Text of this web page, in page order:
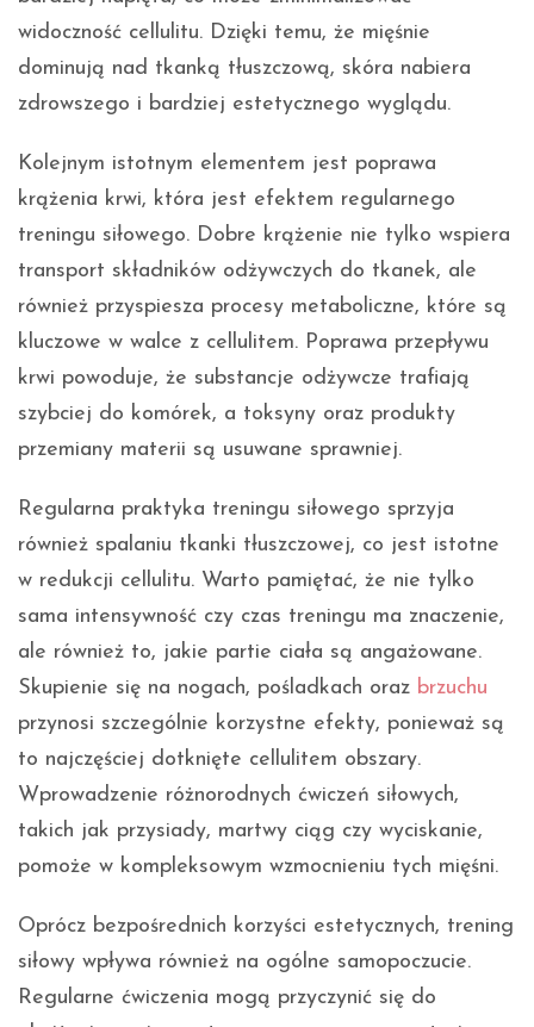
widoczność cellulitu. Dzięki temu, że mięśnie
dominują nad tkanką tłuszczową, skóra nabiera
zdrowszego i bardziej estetycznego wyglądu.
Kolejnym istotnym elementem jest poprawa
krążenia krwi, która jest efektem regularnego
treningu siłowego. Dobre krążenie nie tylko wspiera
transport składników odżywczych do tkanek, ale
również przyspiesza procesy metaboliczne, które są
kluczowe w walce z cellulitem. Poprawa przepływu
krwi powoduje, że substancje odżywcze trafiają
szybciej do komórek, a toksyny oraz produkty
przemiany materii są usuwane sprawniej.
Regularna praktyka treningu siłowego sprzyja
również spalaniu tkanki tłuszczowej, co jest istotne
w redukcji cellulitu. Warto pamiętać, że nie tylko
sama intensywność czy czas treningu ma znaczenie,
ale również to, jakie partie ciała są angażowane.
Skupienie się na nogach, pośladkach oraz brzuchu
przynosi szczególnie korzystne efekty, ponieważ są
to najczęściej dotknięte cellulitem obszary.
Wprowadzenie różnorodnych ćwiczeń siłowych,
takich jak przysiady, martwy ciąg czy wyciskanie,
pomoże w kompleksowym wzmocnieniu tych mięśni.
Oprócz bezpośrednich korzyści estetycznych, trening
siłowy wpływa również na ogólne samopoczucie.
Regularne ćwiczenia mogą przyczynić się do